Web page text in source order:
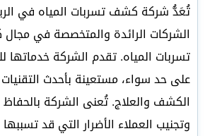
تُعَدُّ شركة كشف تسربات المياه في
الشركات الرائدة والمتخصصة في
تسربات المياه. تقدم الشركة خدماتها
على حد سواء، مستعينة بأحدث
الكشف والعلاج. تُعنى الشركة
وتجنيب العملاء الأضرار التي قد تسببها